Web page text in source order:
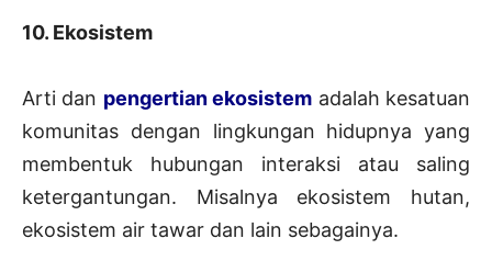
10. Ekosistem
Arti dan pengertian ekosistem adalah kesatuan
komunitas dengan lingkungan hidupnya yang
membentuk hubungan interaksi atau saling
ketergantungan. Misalnya ekosistem hutan,
ekosistem air tawar dan lain sebagainya.